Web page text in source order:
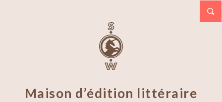
Maison d’édition littéraire